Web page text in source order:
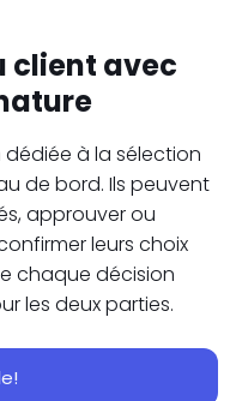
client avec
dédiée à la sélection
de bord. Ils peuvent
approuver ou
leurs choix
chaque décision
les deux parties.